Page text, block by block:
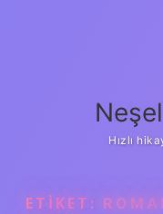
Hızlı
ETIKET: